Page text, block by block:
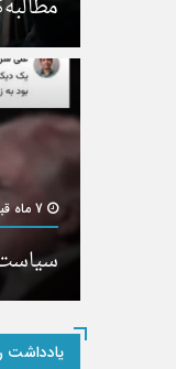
یادداشت